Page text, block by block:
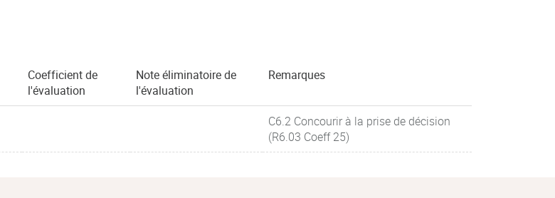
Coefficient de
l'évaluation
Note éliminatoire de
l'évaluation
Remarques
C6.2 Concourir à la prise de décision
(R6.03 Coeff 25)